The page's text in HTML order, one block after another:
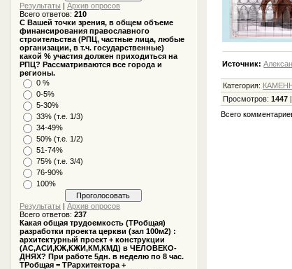
Результаты |Архив опросов
Всего ответов:210
С Вашей точки зрения, в общем объеме
финансирования православного
строительства (РПЦ, частные лица, любые
организации, в т.ч. государственные)
какой % участия должен приходиться на
РПЦ? Рассматриваются все города и
регионы.
0 %
0-5%
5-30%
33% (т.е. 1/3)
34-49%
50% (т.е. 1/2)
51-74%
75% (т.е. 3/4)
76-90%
100%
Результаты |Архив опросов
Всего ответов:237
Какая общая трудоемкость (ТРобщая)
разработки проекта церкви (зал 100м2) :
архитектурный проект + конструкции
(АС,АСИ,КЖ,КЖИ,КМ,КМД) в ЧЕЛОВЕКО-
ДНЯХ? При работе 5дн. в неделю по 8 час.
ТРобщая = ТРархитектора +
Источник:
Категория:
Просмотров:1447
Всего